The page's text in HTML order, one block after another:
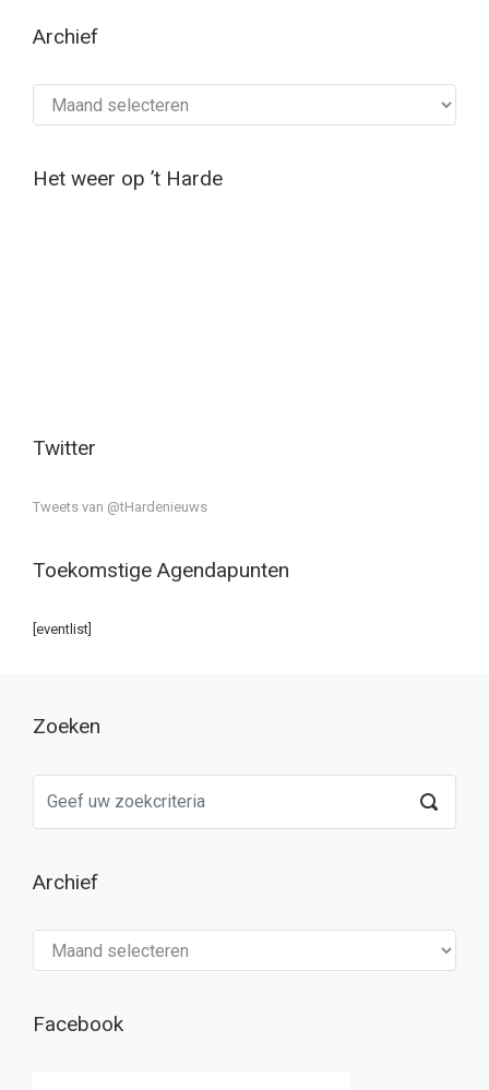
Archief
Het weer op ’t Harde
Twitter
Tweets van @tHardenieuws
Toekomstige Agendapunten
[eventlist]
Zoeken
Archief
Facebook